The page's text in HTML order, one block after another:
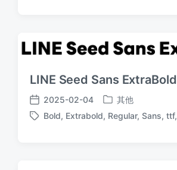
LINE Seed Sans ExtraBold
发
布
2025-02-04
发
布
其他
标
Bold, Extrabold, Regular, Sans, ttf,